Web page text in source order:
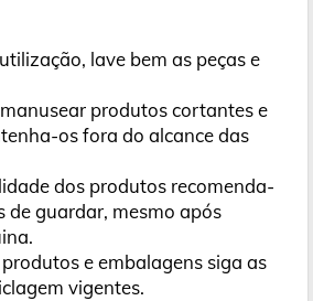
lave bem as peças e
produtos cortantes e
os fora do alcance das
dos produtos recomenda-
de guardar, mesmo após
e embalagens siga as
vigentes.